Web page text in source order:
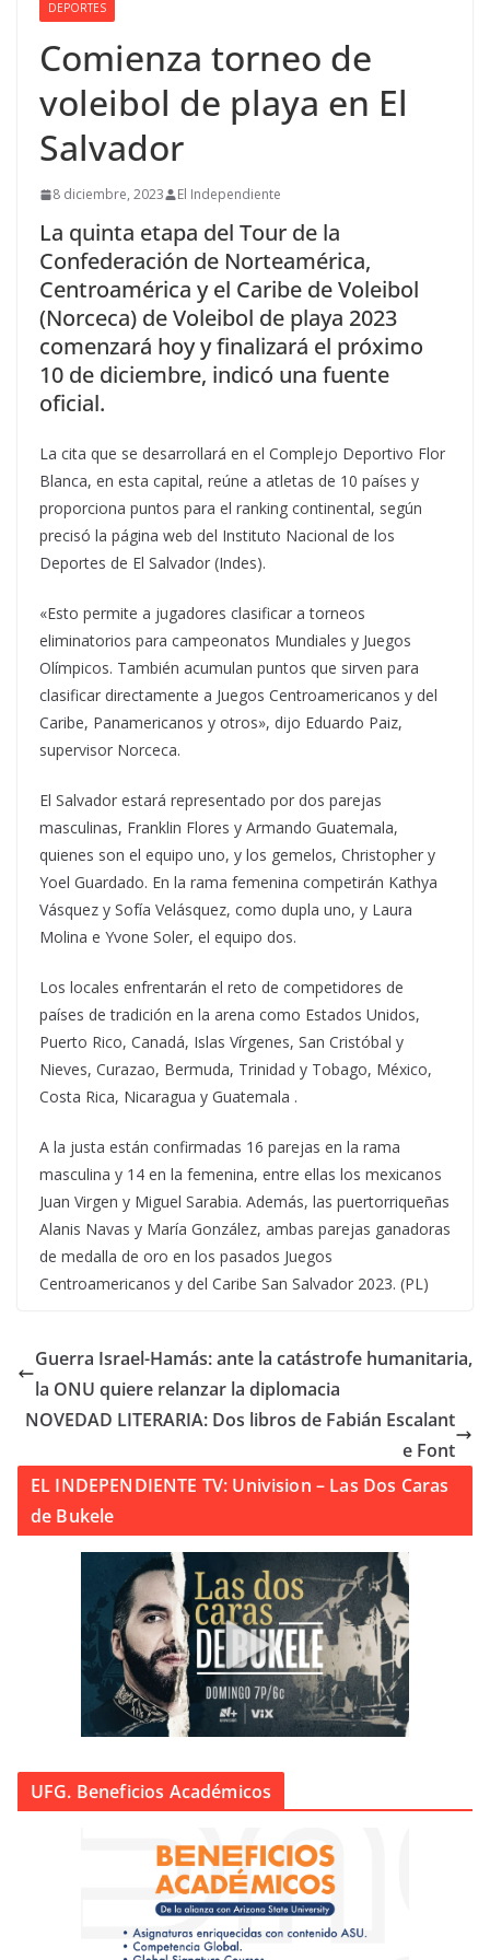
DEPORTES
Comienza torneo de
voleibol de playa en El
Salvador
8 diciembre, 2023 El Independiente
La quinta etapa del Tour de la
Confederación de Norteamérica,
Centroamérica y el Caribe de Voleibol
(Norceca) de Voleibol de playa 2023
comenzará hoy y finalizará el próximo
10 de diciembre, indicó una fuente
oficial.
La cita que se desarrollará en el Complejo Deportivo Flor
Blanca, en esta capital, reúne a atletas de 10 países y
proporciona puntos para el ranking continental, según
precisó la página web del Instituto Nacional de los
Deportes de El Salvador (Indes).
«Esto permite a jugadores clasificar a torneos
eliminatorios para campeonatos Mundiales y Juegos
Olímpicos. También acumulan puntos que sirven para
clasificar directamente a Juegos Centroamericanos y del
Caribe, Panamericanos y otros», dijo Eduardo Paiz,
supervisor Norceca.
El Salvador estará representado por dos parejas
masculinas, Franklin Flores y Armando Guatemala,
quienes son el equipo uno, y los gemelos, Christopher y
Yoel Guardado. En la rama femenina competirán Kathya
Vásquez y Sofía Velásquez, como dupla uno, y Laura
Molina e Yvone Soler, el equipo dos.
Los locales enfrentarán el reto de competidores de
países de tradición en la arena como Estados Unidos,
Puerto Rico, Canadá, Islas Vírgenes, San Cristóbal y
Nieves, Curazao, Bermuda, Trinidad y Tobago, México,
Costa Rica, Nicaragua y Guatemala .
A la justa están confirmadas 16 parejas en la rama
masculina y 14 en la femenina, entre ellas los mexicanos
Juan Virgen y Miguel Sarabia. Además, las puertorriqueñas
Alanis Navas y María González, ambas parejas ganadoras
de medalla de oro en los pasados Juegos
Centroamericanos y del Caribe San Salvador 2023. (PL)
Guerra Israel-Hamás: ante la catástrofe humanitaria,
la ONU quiere relanzar la diplomacia
NOVEDAD LITERARIA: Dos libros de Fabián Escalant
e Font
EL INDEPENDIENTE TV: Univision – Las Dos Caras
de Bukele
UFG. Beneficios Académicos